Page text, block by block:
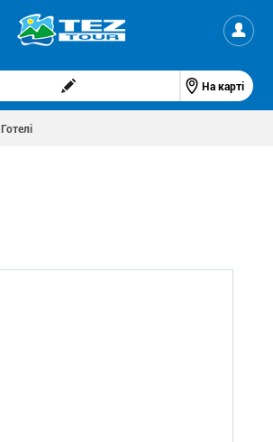
На карті
Готелі